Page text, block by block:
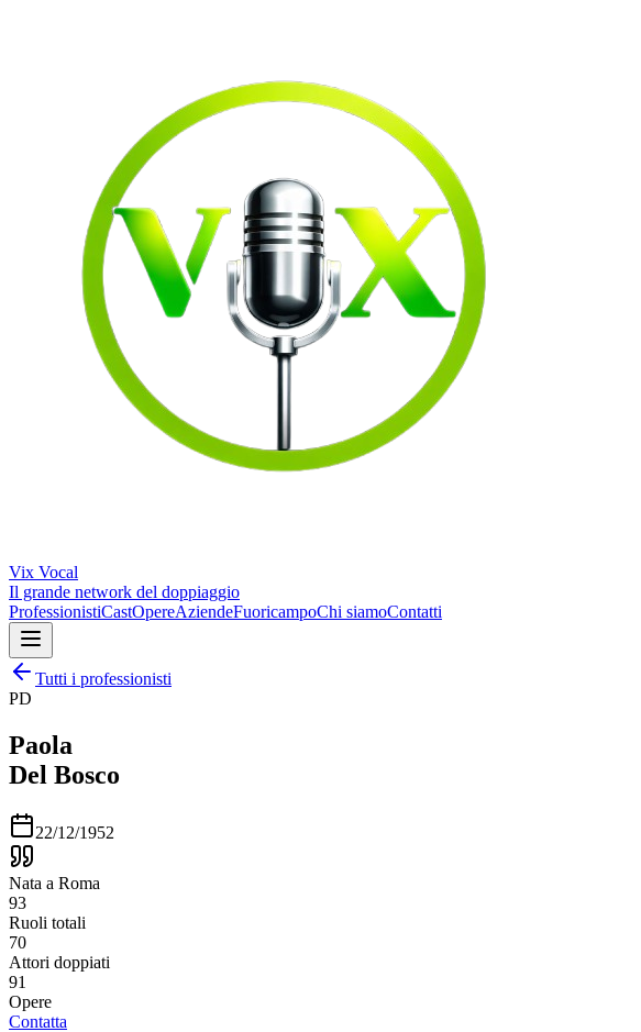
Vix Vocal
Il grande network del doppiaggio
ProfessionistiCastOpereAziendeFuoricampoChi siamoContatti
Tutti i professionisti
PD
Paola
Del Bosco
22/12/1952
Nata a Roma
93
Ruoli totali
70
Attori doppiati
91
Opere
Contatta